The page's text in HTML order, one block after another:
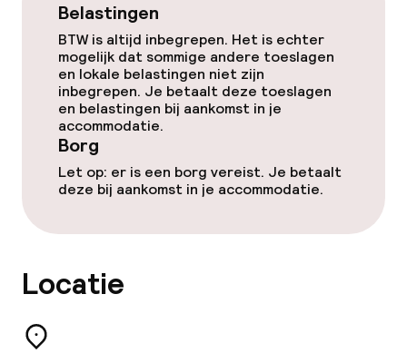
Wasservice
Beleid
Borg bij aankomst
Overal rookvrij
Uitsluitend volwassenen
Belastingen
BTW is altijd inbegrepen. Het is echter
mogelijk dat sommige andere toeslagen
en lokale belastingen niet zijn
inbegrepen. Je betaalt deze toeslagen
en belastingen bij aankomst in je
accommodatie.
Borg
Let op: er is een borg vereist. Je betaalt
deze bij aankomst in je accommodatie.
Locatie